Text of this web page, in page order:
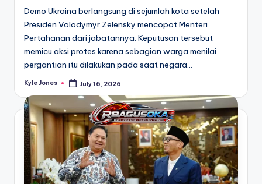
Demo Ukraina berlangsung di sejumlah kota setelah
Presiden Volodymyr Zelensky mencopot Menteri
Pertahanan dari jabatannya. Keputusan tersebut
memicu aksi protes karena sebagian warga menilai
pergantian itu dilakukan pada saat negara…
Posted
Kyle Jones July 16, 2026